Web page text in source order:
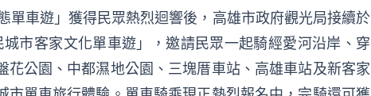
單車遊」獲得民眾熱烈迴響後，高雄市政府觀光局接續於
市客家文化單車遊」，邀請民眾一起騎經愛河沿岸、穿
公園、中都濕地公園、三塊厝車站、高雄車站及新客家